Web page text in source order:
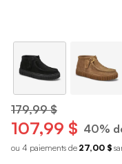
179,99 $
107,99 $ 40%
ou 4 paiements de 27,00 $